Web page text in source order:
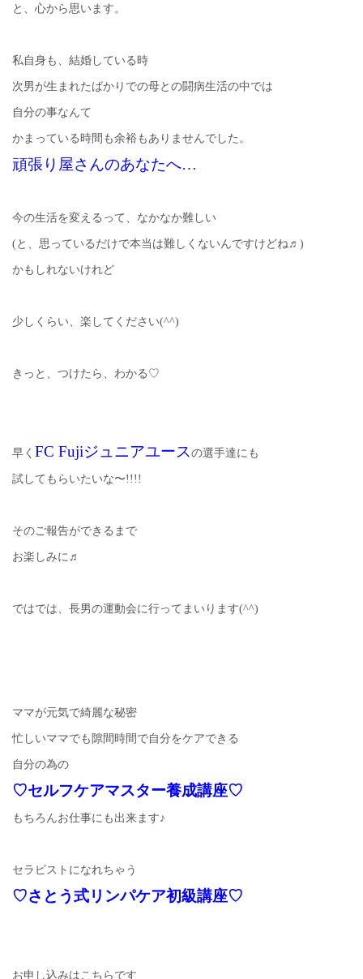
と、心から思います。
私自身も、結婚している時
次男が生まれたばかりでの母との闘病生活の中では
自分の事なんて
かまっている時間も余裕もありませんでした。
頑張り屋さんのあなたへ…
今の生活を変えるって、なかなか難しい
(と、思っているだけで本当は難しくないんですけどね♬)
かもしれないけれど
少しくらい、楽してください(^^)
きっと、つけたら、わかる♡
早く FC Fujiジュニアユース の選手達にも
試してもらいたいな〜!!!!
そのご報告ができるまで
お楽しみに♬
ではでは、長男の運動会に行ってまいります(^^)
ママが元気で綺麗な秘密
忙しいママでも隙間時間で自分をケアできる
自分の為の
♡セルフケアマスター養成講座♡
もちろんお仕事にも出来ます♪
セラピストになれちゃう
♡さとう式リンパケア初級講座♡
お申し込みはこちらです